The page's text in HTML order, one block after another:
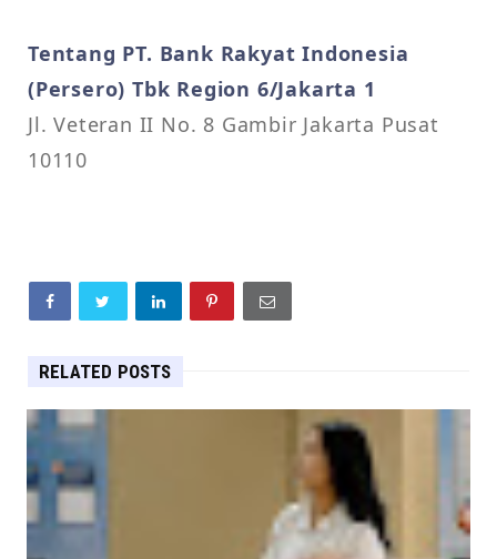
Tentang PT. Bank Rakyat Indonesia
(Persero) Tbk Region 6/Jakarta 1
Jl. Veteran II No. 8 Gambir Jakarta Pusat
10110
RELATED POSTS